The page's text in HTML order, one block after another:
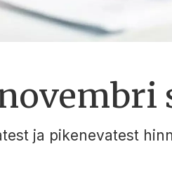
ja pikenevatest